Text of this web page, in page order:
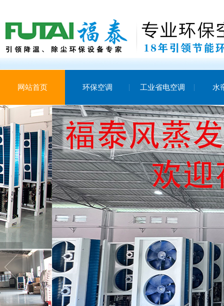
网站首页 环保空调 工业省电空调 水